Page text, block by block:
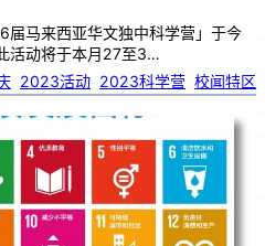
届马来西亚华文独中科学营」于今
活动将于本月27至3…
2023活动 2023科学营 校闻特区